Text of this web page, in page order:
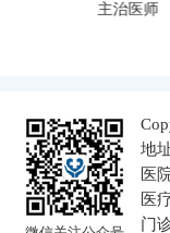
主治医师
地
医
医
门